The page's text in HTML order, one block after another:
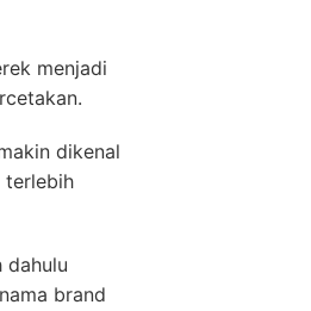
menjadi
dikenal
terlebih
dahulu
brand